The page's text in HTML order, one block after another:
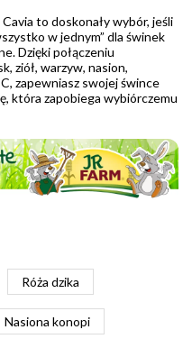
to doskonały wybór, jeśli
w jednym” dla świnek
Dzięki połączeniu
ziół, warzyw, nasion,
zapewniasz swojej śwince
która zapobiega wybiórczemu
Róża dzika
Nasiona konopi